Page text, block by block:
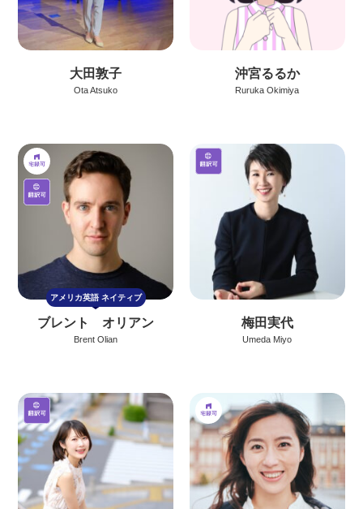
大田敦子
Ota Atsuko
沖宮るるか
Ruruka Okimiya
アメリカ英語 ネイティブ
ブレント オリアン
Brent Olian
梅田実代
Umeda Miyo